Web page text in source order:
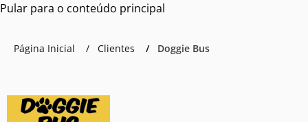
Pular para o conteúdo principal
Página Inicial Clientes Doggie Bus